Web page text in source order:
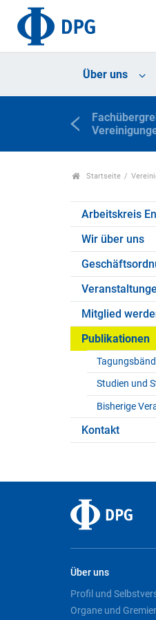
Über uns
Startseite
Arbeitskreis
Wir über uns
Mitglied
Publikationen
Studien und
Bisherige
Kontakt
Über uns
Profil und
Organe und